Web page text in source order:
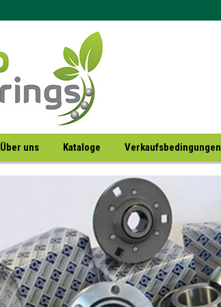
Über uns Kataloge Verkaufsbedingungen